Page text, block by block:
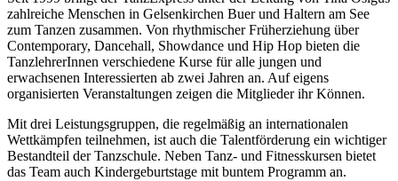
zahlreiche Menschen in Gelsenkirchen Buer und Haltern am See
zum Tanzen zusammen. Von rhythmischer Früherziehung über
Contemporary, Dancehall, Showdance und Hip Hop bieten die
TanzlehrerInnen verschiedene Kurse für alle jungen und
erwachsenen Interessierten ab zwei Jahren an. Auf eigens
organisierten Veranstaltungen zeigen die Mitglieder ihr Können.
Mit drei Leistungsgruppen, die regelmäßig an internationalen
Wettkämpfen teilnehmen, ist auch die Talentförderung ein wichtiger
Bestandteil der Tanzschule. Neben Tanz- und Fitnesskursen bietet
das Team auch Kindergeburtstage mit buntem Programm an.